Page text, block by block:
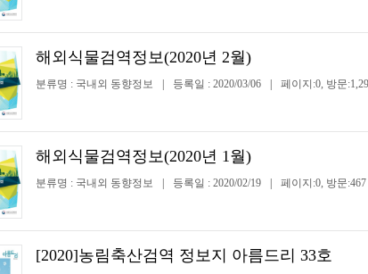
해외식물검역정보(2020년 2월)
분류명 : 국내외 동향정보 등록일 : 2020/03/06 페이지:0, 방문
해외식물검역정보(2020년 1월)
분류명 : 국내외 동향정보 등록일 : 2020/02/19 페이지:0, 방문:467
[2020]농림축산검역 정보지 아름드리 33호